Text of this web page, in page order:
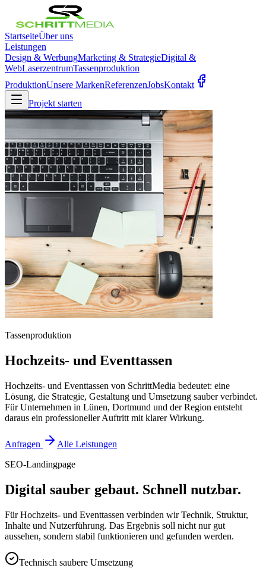
StartseiteÜber uns
Leistungen
Design & WerbungMarketing & StrategieDigital &
WebLaserzentrumTassenproduktion
ProduktionUnsere MarkenReferenzenJobsKontakt
Projekt starten
Tassenproduktion
Hochzeits- und Eventtassen
Hochzeits- und Eventtassen von SchrittMedia bedeutet: eine
Lösung, die Strategie, Gestaltung und Umsetzung sauber verbindet.
Für Unternehmen in Lünen, Dortmund und der Region entsteht
daraus ein professioneller Auftritt mit klarer Wirkung.
Anfragen
Alle Leistungen
SEO-Landingpage
Digital sauber gebaut. Schnell nutzbar.
Für Hochzeits- und Eventtassen verbinden wir Technik, Struktur,
Inhalte und Nutzerführung. Das Ergebnis soll nicht nur gut
aussehen, sondern stabil funktionieren und gefunden werden.
Technisch saubere Umsetzung